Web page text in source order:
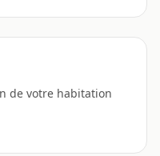
de votre habitation